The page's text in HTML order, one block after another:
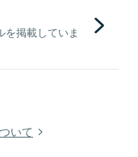
掲載していま
いて